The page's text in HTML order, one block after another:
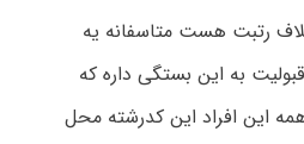
از ۴۱۳ اختلاف رتبت هست متاسفانه یه
به این بستگی داره که
این افراد این کدرشته محل